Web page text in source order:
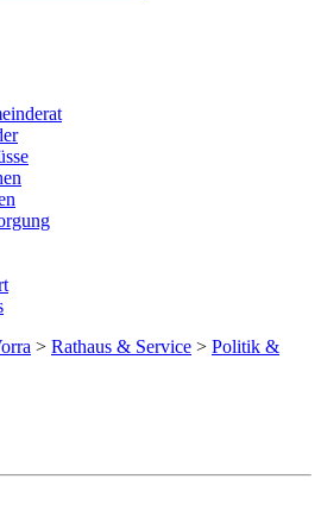
> Rathaus & Service > Politik &